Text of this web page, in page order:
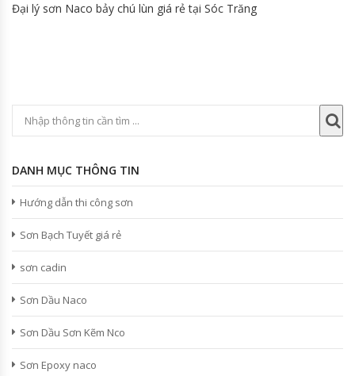
Đại lý sơn Naco bảy chú lùn giá rẻ tại Sóc Trăng
DANH MỤC THÔNG TIN
Hướng dẫn thi công sơn
Sơn Bạch Tuyết giá rẻ
sơn cadin
Sơn Dầu Naco
Sơn Dầu Sơn Kẽm Nco
Sơn Epoxy naco